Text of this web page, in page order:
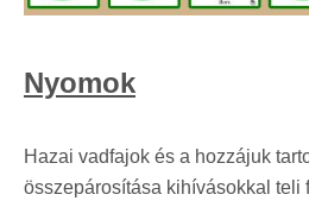
Nyomok
Hazai vadfajok és a hozzájuk
összepárosítása kihívásokkal teli